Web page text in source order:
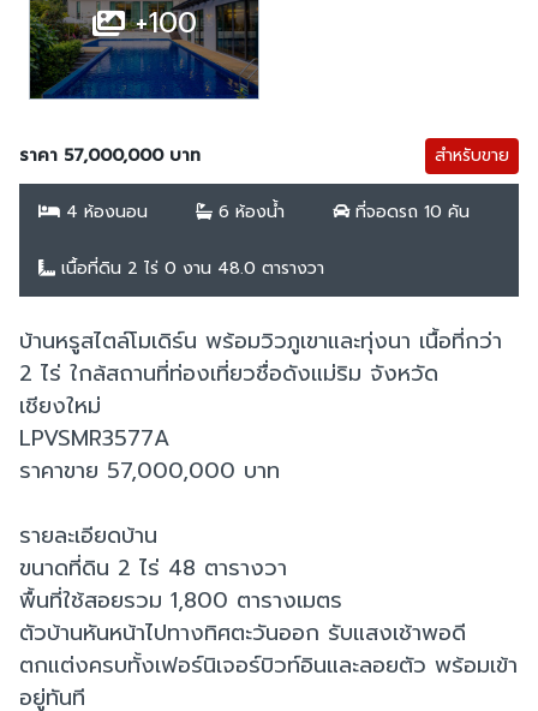
+100
ราคา 57,000,000 บาท สำหรับขาย
4 ห้องนอน 6 ห้องน้ำ ที่จอดรถ 10 คัน
เนื้อที่ดิน 2 ไร่ 0 งาน 48.0 ตารางวา
บ้านหรูสไตล์โมเดิร์น พร้อมวิวภูเขาและทุ่งนา เนื้อที่กว่า
2 ไร่ ใกล้สถานที่ท่องเที่ยวชื่อดังแม่ริม จังหวัด
เชียงใหม่
LPVSMR3577A
ราคาขาย 57,000,000 บาท
รายละเอียดบ้าน
ขนาดที่ดิน 2 ไร่ 48 ตารางวา
พื้นที่ใช้สอยรวม 1,800 ตารางเมตร
ตัวบ้านหันหน้าไปทางทิศตะวันออก รับแสงเช้าพอดี
ตกแต่งครบทั้งเฟอร์นิเจอร์บิวท์อินและลอยตัว พร้อมเข้า
อยู่ทันที